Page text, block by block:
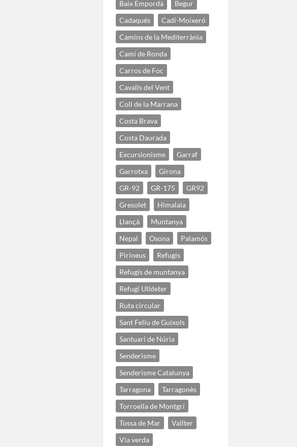
Baix Empordà
Begur
Cadaqués
Cadí-Moixeró
Camins de la Mediterrània
Camí de Ronda
Carros de Foc
Cavalls del Vent
Coll de la Marrana
Costa Brava
Costa Daurada
Excursionisme
Garraf
Garrotxa
Girona
GR-92
GR-175
GR92
Gresolet
Himalaia
Llançà
Muntanya
Nepal
Osona
Palamós
Pirineus
Refugis
Refugis de muntanya
Refugi Ulldeter
Ruta circular
Sant Feliu de Guíxols
Santuari de Núria
Senderisme
Senderisme Catalunya
Tarragona
Tarragonès
Torroella de Montgrí
Tossa de Mar
Vallter
Via verda